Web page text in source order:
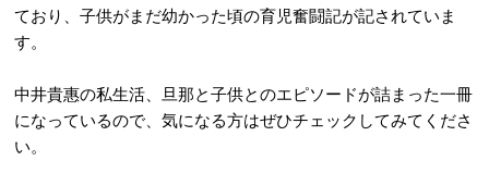
ており、子供がまだ幼かった頃の育児奮闘記が記されていま
す。
中井貴惠の私生活、旦那と子供とのエピソードが詰まった一冊
になっているので、気になる方はぜひチェックしてみてくださ
い。